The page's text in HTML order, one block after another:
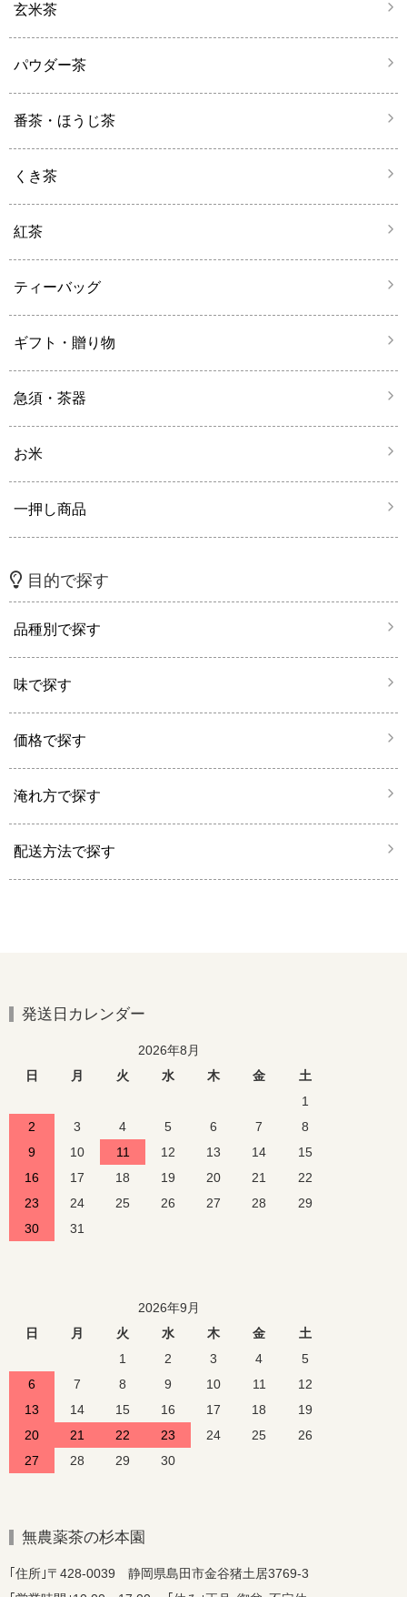
玄米茶
パウダー茶
番茶・ほうじ茶
くき茶
紅茶
ティーバッグ
ギフト・贈り物
急須・茶器
お米
一押し商品
目的で探す
品種別で探す
味で探す
価格で探す
淹れ方で探す
配送方法で探す
無農薬茶の杉本園
｢住所｣〒428-0039 静岡県島田市金谷猪土居3769-3
発送日カレンダー
2026年8月
日
月 火 水 木 金
土
1
2
3 4 5 6 7
8
9
10 11 12 13 14
15
16
17 18 19 20 21
22
23
24 25 26 27 28
29
30
31
2026年9月
日
月 火 水 木 金
土
1
2 3 4
5
6
7 8 9 10 11
12
13
14 15 16 17 18
19
20
21 22 23 24 25
26
27
28 29 30